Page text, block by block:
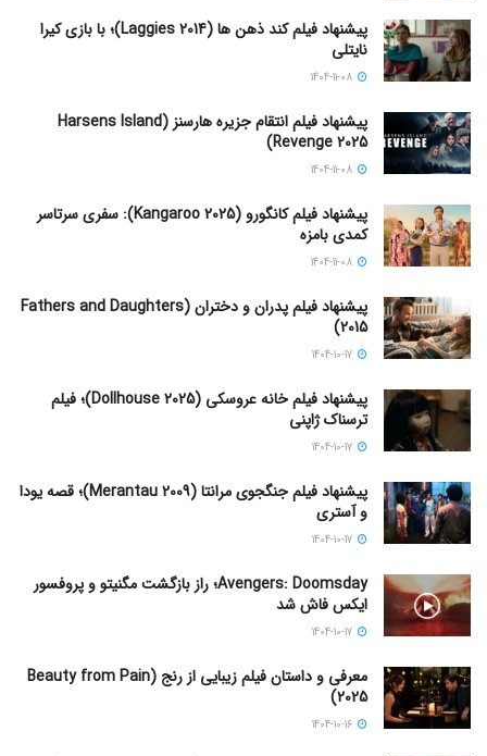
پیشنهاد فیلم کند ذهن ها (Laggies 2014)؛ با بازی کیرا
نایتلی
پیشنهاد فیلم انتقام جزیره هارسنز (Harsens Island
Revenge 2025)
پیشنهاد فیلم کانگورو (Kangaroo 2025): سفری سرتاسر
کمدی بامزه
پیشنهاد فیلم پدران و دختران (Fathers and Daughters
2015)
پیشنهاد فیلم خانه عروسکی (Dollhouse 2025)؛ فیلم
ترسناک ژاپنی
پیشنهاد فیلم جنگجوی مرانتا (Merantau 2009)؛ قصه یودا
و آستری
Avengers: Doomsday؛ راز بازگشت مگنیتو و پروفسور
ایکس فاش شد
معرفی و داستان فیلم زیبایی از رنج (Beauty from Pain
2025)